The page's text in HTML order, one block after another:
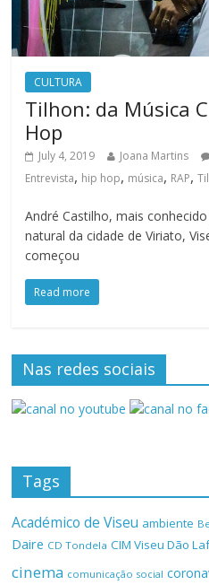
CULTURA
Tilhon: da Música
Hop
July 4, 2019 Joana Martins
Entrevista, hip hop, música, RAP,
André Castilho, mais
natural da cidade de Viriato,
começou
Read more
Nas redes sociais
Tags
Académico de Viseu ambiente
Daire CD Tondela CIM Viseu Dão
cinema comunicação social